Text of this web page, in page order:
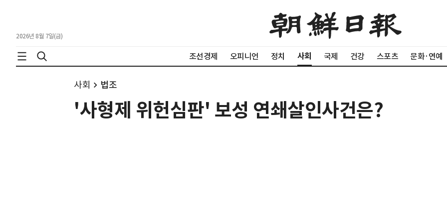
2026년 8월 7일(금)
조선경제 오피니언 정치 사회 국제 건강 스포츠 문화·연예
사회 법조
'사형제 위헌심판' 보성 연쇄살인사건은?